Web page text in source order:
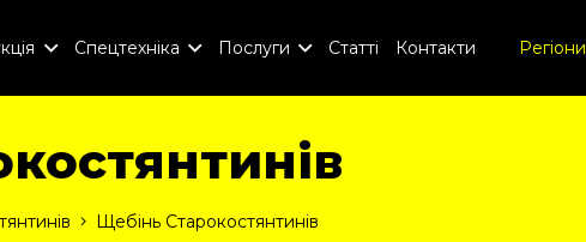
Спецтехніка Послуги Статті Контакти Регіони
Щебінь Старокостянтинів